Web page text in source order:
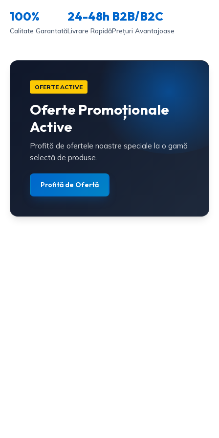
100%
Calitate Garantată
24-48h
Livrare Rapidă
B2B/B2C
Prețuri Avantajoase
OFERTE ACTIVE
Oferte Promoționale
Active
Profită de ofertele noastre speciale la o gamă
selectă de produse.
Profită de Ofertă